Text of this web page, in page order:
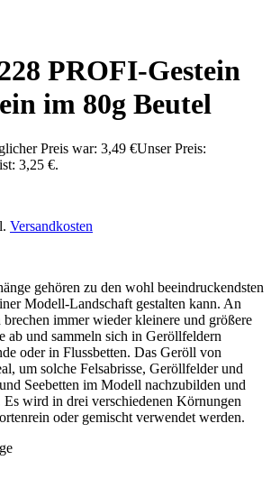
PROFI-Gestein
im 80g Beutel
Preis war: 3,49 €Unser Preis:
3,25 €.
Versandkosten
gehören zu den wohl beeindruckendsten
Modell-Landschaft gestalten kann. An
immer wieder kleinere und größere
ab und sammeln sich in Geröllfeldern
oder in Flussbetten. Das Geröll von
um solche Felsabrisse, Geröllfelder und
Seebetten im Modell nachzubilden und
wird in drei verschiedenen Körnungen
oder gemischt verwendet werden.